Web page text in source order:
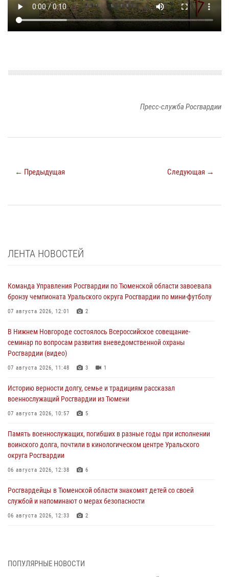
Пресс-служба Росгвардии
← Предыдущая Следующая →
ЛЕНТА НОВОСТЕЙ
Команда Управления Росгвардии по Тюменской области завоевала
бронзу чемпионата Уральского округа Росгвардии по мини-футболу
07 августа 2026, 12:01 2
В Нижнем Новгороде состоялось Всероссийское совещание-
семинар по вопросам развития вневедомственной охраны
Росгвардии (видео)
07 августа 2026, 11:48 3 1
Историю верности долгу, семье и традициям рассказал
военнослужащий Росгвардии из Тюмени
07 августа 2026, 10:57 5
Память военнослужащих, погибших в разные годы при исполнении
воинского долга, почтили в кинологическом центре Уральского
округа Росгвардии
06 августа 2026, 12:38 6
Росгвардейцы в Тюменской области знакомят детей со своей
службой и напоминают о мерах безопасности
06 августа 2026, 12:33 2
06 августа 2026, 04:41 3
ПОПУЛЯРНЫЕ НОВОСТИ